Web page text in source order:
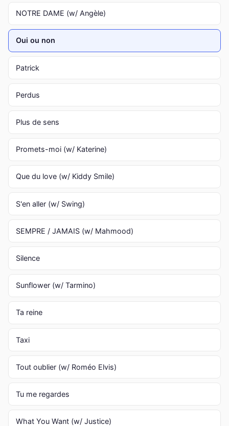
NOTRE DAME (w/ Angèle)
Oui ou non
Patrick
Perdus
Plus de sens
Promets-moi (w/ Katerine)
Que du love (w/ Kiddy Smile)
S'en aller (w/ Swing)
SEMPRE / JAMAIS (w/ Mahmood)
Silence
Sunflower (w/ Tarmino)
Ta reine
Taxi
Tout oublier (w/ Roméo Elvis)
Tu me regardes
What You Want (w/ Justice)